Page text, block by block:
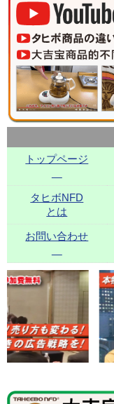
トップページ
タヒボNFD
とは
お問い合わせ